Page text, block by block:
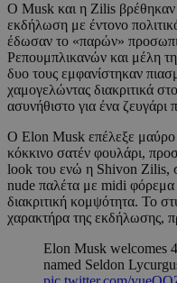
Ο Musk και η Zilis
εκδήλωση με έντονο
έδωσαν το «παρών»
Ρεπουμπλικανών και μέλη
δυο τους εμφανίστηκαν
χαμογελώντας διακριτικά
ασυνήθιστο για ένα ζευγάρι
Ο Elon Musk επέλεξε μαύρο
κόκκινο σατέν φουλάρι,
look του ενώ η Shivon Zilis,
nude παλέτα με midi φόρεμα
διακριτική κομψότητα. Το
χαρακτήρα της εκδήλωσης,
Elon Musk welcomes
named Seldon